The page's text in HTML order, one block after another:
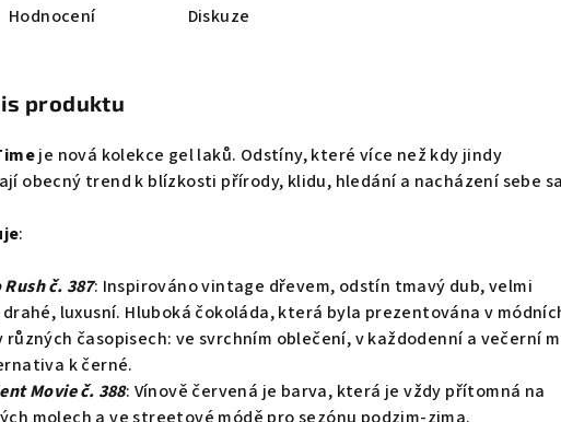
Hodnocení Diskuze
produktu
je nová kolekce gel laků. Odstíny, které více než kdy jindy
obecný trend k blízkosti přírody, klidu, hledání a nacházení sebe
:
č. 387: Inspirováno vintage dřevem, odstín tmavý dub, velmi
luxusní. Hluboká čokoláda, která byla prezentována v
různých časopisech: ve svrchním oblečení, v každodenní a večerní
k černé.
Movie č. 388: Vínově červená je barva, která je vždy přítomná na